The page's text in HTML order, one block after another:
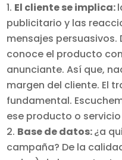
El cliente se implica:
publicitario y las
mensajes persuasivos.
conoce el producto
anunciante. Así que,
margen del cliente. El
fundamental.
ese producto o
Base de datos:¿a
campaña? De la